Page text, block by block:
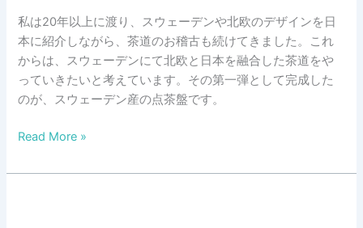
ロ
ー
フ
ー
ド
ヨ
×
私は20年以上に渡り、スウェーデンや北欧のデザインを日
本に紹介しながら、茶道のお稽古も続けてきました。これ
からは、スウェーデンにて北欧と日本を融合した茶道をや
っていきたいと考えています。その第一弾として完成した
のが、スウェーデン産の点茶盤です。
ス
ェ
Read More »